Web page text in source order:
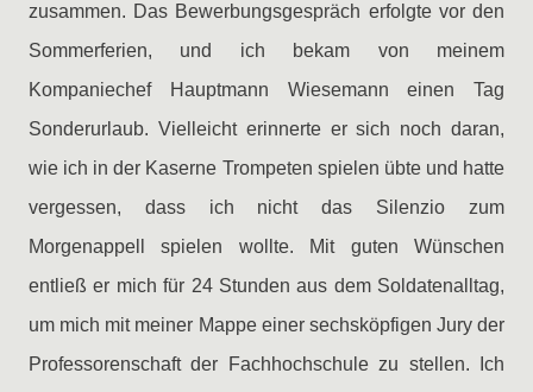
zusammen. Das Bewerbungsgespräch erfolgte vor den
Sommerferien, und ich bekam von meinem
Kompaniechef Hauptmann Wiesemann einen Tag
Sonderurlaub. Vielleicht erinnerte er sich noch daran,
wie ich in der Kaserne Trompeten spielen übte und hatte
vergessen, dass ich nicht das Silenzio zum
Morgenappell spielen wollte. Mit guten Wünschen
entließ er mich für 24 Stunden aus dem Soldatenalltag,
um mich mit meiner Mappe einer sechsköpfigen Jury der
Professorenschaft der Fachhochschule zu stellen. Ich